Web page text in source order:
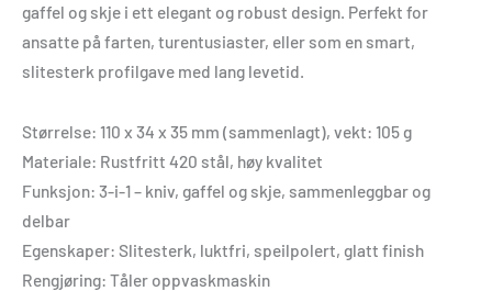
gaffel og skje i ett elegant og robust design. Perfekt for
ansatte på farten, turentusiaster, eller som en smart,
slitesterk profilgave med lang levetid.
Størrelse: 110 x 34 x 35 mm (sammenlagt), vekt: 105 g
Materiale: Rustfritt 420 stål, høy kvalitet
Funksjon: 3-i-1 – kniv, gaffel og skje, sammenleggbar og
delbar
Egenskaper: Slitesterk, luktfri, speilpolert, glatt finish
Rengjøring: Tåler oppvaskmaskin